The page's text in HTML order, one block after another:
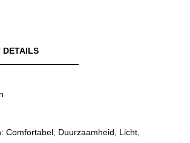
DETAILS
Comfortabel, Duurzaamheid, Licht,